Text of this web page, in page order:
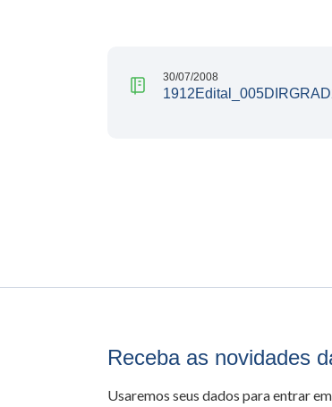
30/07/2008
Receba as novidades
Usaremos seus dados para entrar